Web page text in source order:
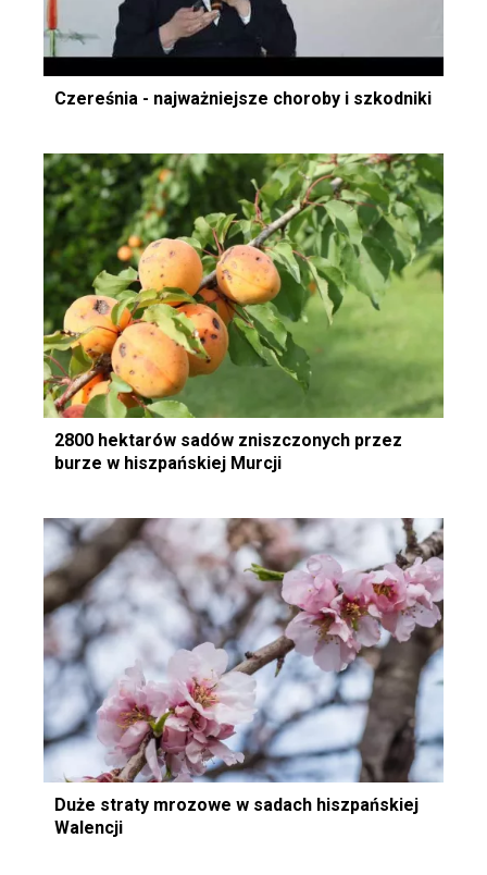
Czereśnia - najważniejsze choroby i szkodniki
2800 hektarów sadów zniszczonych przez
burze w hiszpańskiej Murcji
Duże straty mrozowe w sadach hiszpańskiej
Walencji